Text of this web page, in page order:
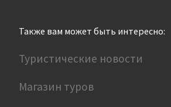
Также вам может быть интересно:
Туристические новости
Магазин туров